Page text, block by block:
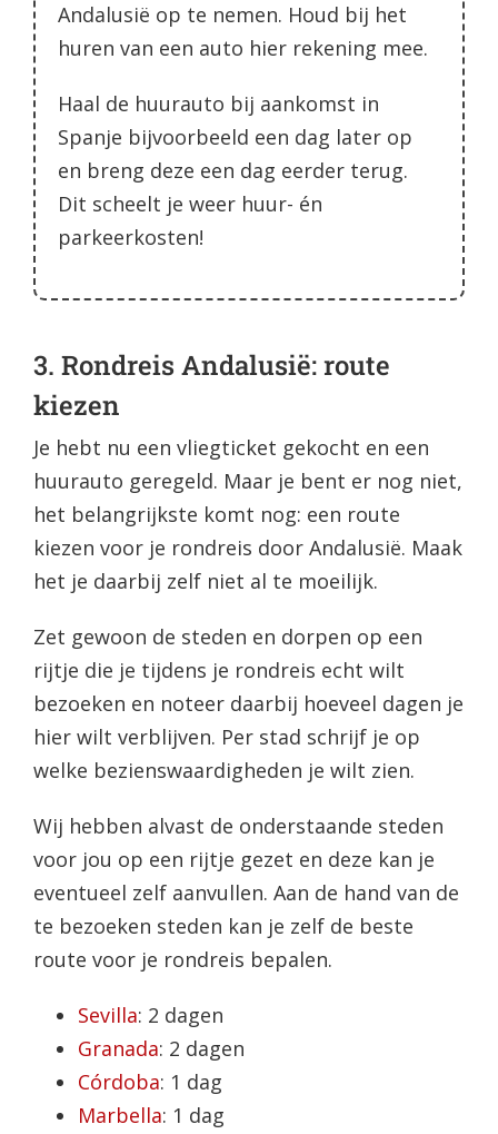
Andalusië op te nemen. Houd bij het
huren van een auto hier rekening mee.
Haal de huurauto bij aankomst in
Spanje bijvoorbeeld een dag later op
en breng deze een dag eerder terug.
Dit scheelt je weer huur- én
parkeerkosten!
3. Rondreis Andalusië: route
kiezen
Je hebt nu een vliegticket gekocht en een
huurauto geregeld. Maar je bent er nog niet,
het belangrijkste komt nog: een route
kiezen voor je rondreis door Andalusië. Maak
het je daarbij zelf niet al te moeilijk.
Zet gewoon de steden en dorpen op een
rijtje die je tijdens je rondreis echt wilt
bezoeken en noteer daarbij hoeveel dagen je
hier wilt verblijven. Per stad schrijf je op
welke bezienswaardigheden je wilt zien.
Wij hebben alvast de onderstaande steden
voor jou op een rijtje gezet en deze kan je
eventueel zelf aanvullen. Aan de hand van de
te bezoeken steden kan je zelf de beste
route voor je rondreis bepalen.
Sevilla: 2 dagen
Granada: 2 dagen
Córdoba: 1 dag
Marbella: 1 dag